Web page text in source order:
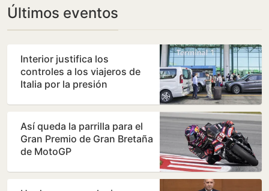
Últimos eventos
Interior justifica los
controles a los viajeros de
Italia por la presión
Así queda la parrilla para el
Gran Premio de Gran Bretaña
de MotoGP